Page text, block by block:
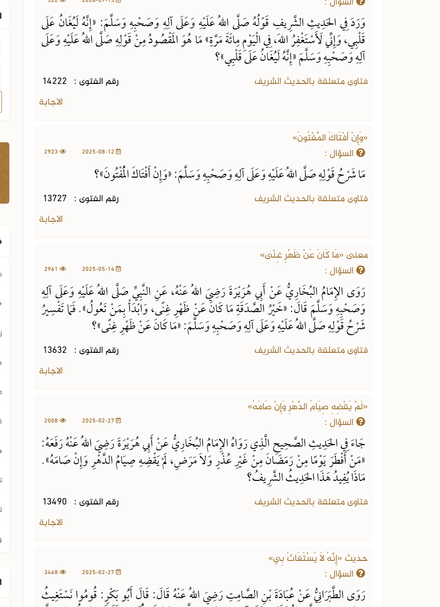
وَرَدَ فِي الحَدِيثِ الشَّرِيفِ قَوْلُهُ صَلَّى اللهُ عَلَيْهِ وَعَلَى آلِهِ وَصَحْبِهِ وَسَلَّمَ: «إِنَّهُ لَيُغَانُ عَلَى
قَلْبِي، وَإِنِّي لَأَسْتَغْفِرُ اللهَ، فِي الْيَوْمِ مِائَةَ مَرَّةٍ» مَا هُوَ الَمقْصُودُ مِنْ قَوْلِهِ صَلَّى اللهُ عَلَيْهِ وَعَلَى
آلِهِ وَصَحْبِهِ وَسَلَّمَ «إِنَّهُ لَيُغَانُ عَلَى قَلْبِي»؟
فتاوى متعلقة بالحديث الشريف رقم الفتوى : 14222
الاجابة
«وَإِنْ أَفْتَاكَ الْمُفْتُونَ»
السؤال :
مَا شَرْحُ قَوْلِهِ صَلَّى اللهُ عَلَيْهِ وَعَلَى آلِهِ وَصَحْبِهِ وَسَلَّمَ: «وَإِنْ أَفْتَاكَ الْمُفْتُونَ»؟
فتاوى متعلقة بالحديث الشريف رقم الفتوى : 13727
الاجابة
معنى «مَا كَانَ عَنْ ظَهْرِ غِنًى»
السؤال :
رَوَى الإِمَامُ البُخَارِيُّ عَنْ أَبِي هُرَيْرَةَ رَضِيَ اللهُ عَنْهُ، عَنِ النَّبِيِّ صَلَّى اللهُ عَلَيْهِ وَعَلَى آلِهِ
وَصَحْبِهِ وَسَلَّمَ قَالَ: «خَيْرُ الصَّدَقَةِ مَا كَانَ عَنْ ظَهْرِ غِنًى، وَابْدَأْ بِمَنْ تَعُولُ». فَمَا تَفْسِيرُ
شَرْحُ قَوْلِهِ صَلَّى اللهُ عَلَيْهِ وَعَلَى آلِهِ وَصَحْبِهِ وَسَلَّمَ: «مَا كَانَ عَنْ ظَهْرِ غِنًى»؟
فتاوى متعلقة بالحديث الشريف رقم الفتوى : 13632
الاجابة
«لَمْ يَقْضِهِ صِيَامُ الدَّهْرِ وَإِنْ صَامَهُ»
السؤال :
جَاءَ فِي الحَدِيثِ الصَّحِيحِ الَّذِي رَوَاهُ الإِمَامُ البُخَارِيُّ عَنْ أَبِي هُرَيْرَةَ رَضِيَ اللهُ عَنْهُ رَفَعَهُ:
«مَنْ أَفْطَرَ يَوْمًا مِنْ رَمَضَانَ مِنْ غَيْرِ عُذْرٍ وَلاَ مَرَضٍ، لَمْ يَقْضِهِ صِيَامُ الدَّهْرِ وَإِنْ صَامَهُ».
مَاذَا يُفِيدُ هَذَا الحَدِيثُ الشَّرِيفُ؟
فتاوى متعلقة بالحديث الشريف رقم الفتوى : 13490
الاجابة
حديث «إِنَّهُ لَا يُسْتَغَاثُ بِي»
السؤال :
رَوَى الطَّبَرَانِيُّ عَنْ عُبَادَةَ بْنِ الصَّامِتِ رَضِيَ اللهُ عَنْهُ قَالَ: قَالَ أَبُو بَكْرٍ: قُومُوا نَسْتَغِيثُ